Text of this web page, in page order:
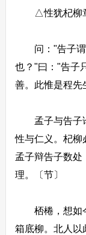
△性犹杞柳
问："告子谓"
也？"曰："告子
善。此惟是程先
孟子与告子论
性与仁义。杞柳
孟子辩告子数处
理。〔节〕
桮棬，想如今
箱底柳。北人以